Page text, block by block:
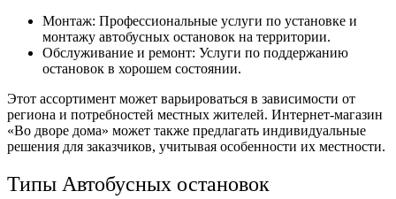
Монтаж: Профессиональные услуги по установке и
монтажу автобусных остановок на территории.
Обслуживание и ремонт: Услуги по поддержанию
остановок в хорошем состоянии.
Этот ассортимент может варьироваться в зависимости от
региона и потребностей местных жителей. Интернет-магазин
«Во дворе дома» может также предлагать индивидуальные
решения для заказчиков, учитывая особенности их местности.
Типы Автобусных остановок